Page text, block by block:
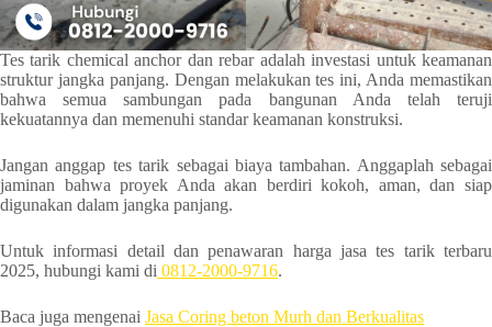
Tes tarik chemical anchor dan rebar adalah investasi untuk keamanan
struktur jangka panjang. Dengan melakukan tes ini, Anda memastikan
bahwa semua sambungan pada bangunan Anda telah teruji
kekuatannya dan memenuhi standar keamanan konstruksi.
Jangan anggap tes tarik sebagai biaya tambahan. Anggaplah sebagai
jaminan bahwa proyek Anda akan berdiri kokoh, aman, dan siap
digunakan dalam jangka panjang.
Untuk informasi detail dan penawaran harga jasa tes tarik terbaru
2025, hubungi kami di 0812-2000-9716.
Baca juga mengenai Jasa Coring beton Murh dan Berkualitas